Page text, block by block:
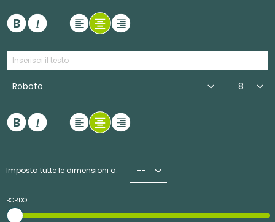
Imposta tutte le dimensioni a:
BORDO: